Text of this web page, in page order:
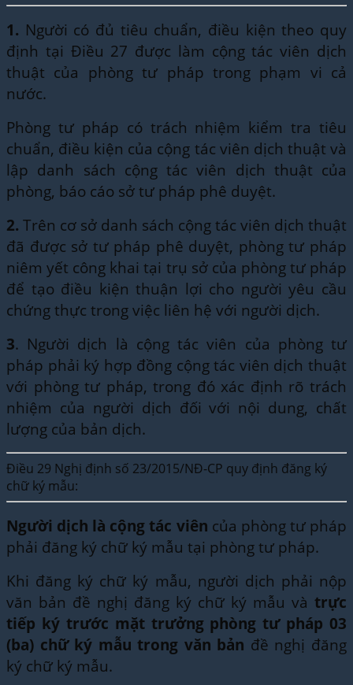
1. Người có đủ tiêu chuẩn, điều kiện theo quy
định tại Điều 27 được làm cộng tác viên dịch
thuật của phòng tư pháp trong phạm vi cả
nước.
Phòng tư pháp có trách nhiệm kiểm tra tiêu
chuẩn, điều kiện của cộng tác viên dịch thuật và
lập danh sách cộng tác viên dịch thuật của
phòng, báo cáo sở tư pháp phê duyệt.
2. Trên cơ sở danh sách cộng tác viên dịch thuật
đã được sở tư pháp phê duyệt, phòng tư pháp
niêm yết công khai tại trụ sở của phòng tư pháp
để tạo điều kiện thuận lợi cho người yêu cầu
chứng thực trong việc liên hệ với người dịch.
3. Người dịch là cộng tác viên của phòng tư
pháp phải ký hợp đồng cộng tác viên dịch thuật
với phòng tư pháp, trong đó xác định rõ trách
nhiệm của người dịch đối với nội dung, chất
lượng của bản dịch.
Điều 29 Nghị định số 23/2015/NĐ-CP quy định đăng ký
chữ ký mẫu:
Người dịch là cộng tác viên của phòng tư pháp
phải đăng ký chữ ký mẫu tại phòng tư pháp.
Khi đăng ký chữ ký mẫu, người dịch phải nộp
văn bản đề nghị đăng ký chữ ký mẫu và trực
tiếp ký trước mặt trưởng phòng tư pháp 03
(ba) chữ ký mẫu trong văn bản đề nghị đăng
ký chữ ký mẫu.